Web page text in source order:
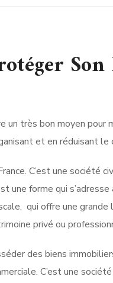
très bon moyen
et en réduisant le
C’est une société
une forme qui
qui offre une
privé ou
des biens
C’est une